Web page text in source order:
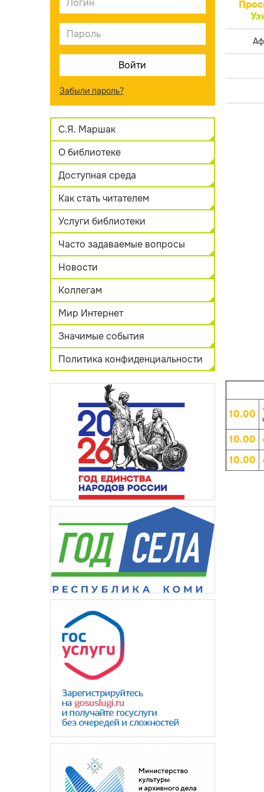
Забыли пароль?
С.Я. Маршак
О библиотеке
Доступная среда
Как стать читателем
Услуги библиотеки
Часто задаваемые вопросы
Новости
Коллегам
Мир Интернет
Значимые события
Политика конфиденциальности
10.00
10.00
10.00